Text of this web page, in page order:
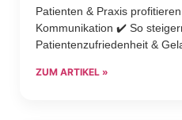
Patienten & Praxis
Kommunikation ✔️ So
Patientenzufriedenheit &
ZUM ARTIKEL »